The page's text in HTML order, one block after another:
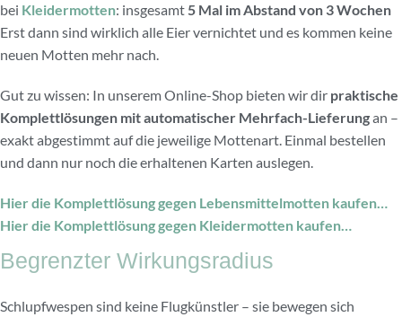
bei Kleidermotten: insgesamt5 Mal im Abstand von 3 Wochen
Erst dann sind wirklich alle Eier vernichtet und es kommen keine
neuen Motten mehr nach.
Gut zu wissen: In unserem Online-Shop bieten wir dir praktische
Komplettlösungen mit automatischer Mehrfach-Lieferungan –
exakt abgestimmt auf die jeweilige Mottenart. Einmal bestellen
und dann nur noch die erhaltenen Karten auslegen.
Hier die Komplettlösung gegen Lebensmittelmotten kaufen…
Hier die Komplettlösung gegen Kleidermotten kaufen…
Begrenzter Wirkungsradius
Schlupfwespen sind keine Flugkünstler – sie bewegen sich